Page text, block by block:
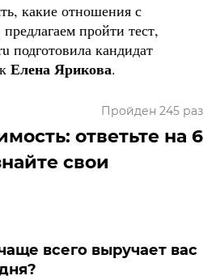
какие отношения с
пройти тест,
подготовила кандидат
Елена Ярикова.
Пройден 245 раз
ответьте на 6
свои
всего выручает вас